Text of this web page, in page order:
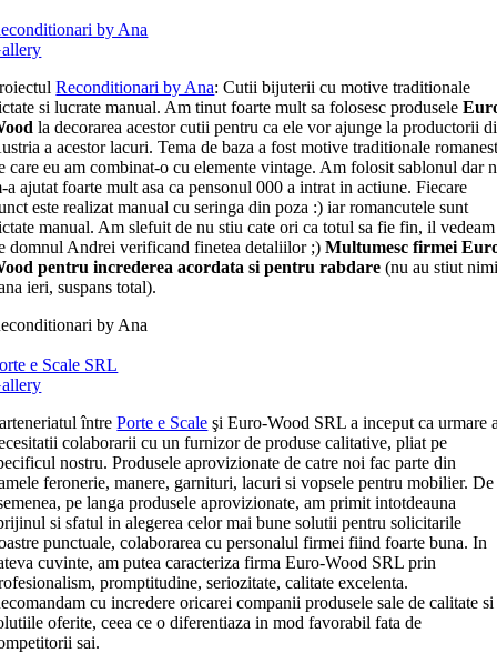
by Ana
Reconditionari by Ana: Cutii bijuterii cu motive traditionale
si lucrate manual. Am tinut foarte mult sa folosesc produsele
la decorarea acestor cutii pentru ca ele vor ajunge la productorii
a acestor lacuri. Tema de baza a fost motive traditionale
care eu am combinat-o cu elemente vintage. Am folosit sablonul dar
a ajutat foarte mult asa ca pensonul 000 a intrat in actiune. Fiecare
este realizat manual cu seringa din poza :) iar romancutele sunt
manual. Am slefuit de nu stiu cate ori ca totul sa fie fin, il vedeam
domnul Andrei verificand finetea detaliilor ;)Multumesc firmei
pentru increderea acordata si pentru rabdare (nu au stiut
ieri, suspans total).
by Ana
e Scale SRL
întrePorte e Scale şi Euro-Wood SRL a inceput ca urmare
colaborarii cu un furnizor de produse calitative, pliat pe
nostru. Produsele aprovizionate de catre noi fac parte din
feronerie, manere, garnituri, lacuri si vopsele pentru mobilier. De
pe langa produsele aprovizionate, am primit intotdeauna
si sfatul in alegerea celor mai bune solutii pentru solicitarile
punctuale, colaborarea cu personalul firmei fiind foarte buna. In
cuvinte, am putea caracteriza firma Euro-Wood SRL prin
promptitudine, seriozitate, calitate excelenta.
cu incredere oricarei companii produsele sale de calitate si
oferite, ceea ce o diferentiaza in mod favorabil fata de
sai.